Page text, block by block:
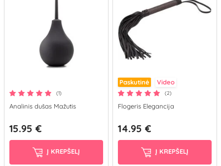
(1)
Analinis dušas Mažutis
15.95 €
Į KREPŠELĮ
Paskutinė Video
(2)
Flogeris Elegancija
14.95 €
Į KREPŠELĮ